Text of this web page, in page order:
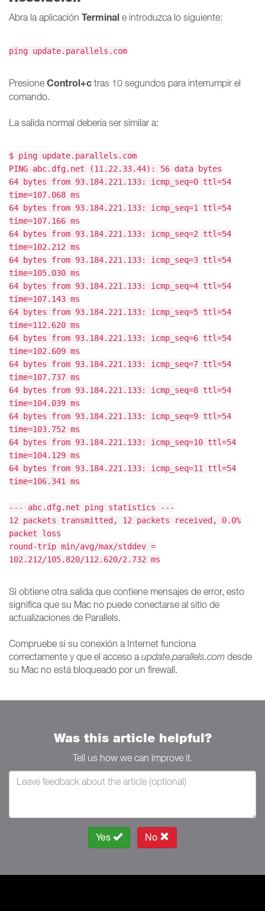
Abra la aplicación Terminal e introduzca lo siguiente:
ping update.parallels.com
Presione Control+c tras 10 segundos para interrumpir el
comando.
La salida normal debería ser similar a:
$ ping update.parallels.com
PING abc.dfg.net (11.22.33.44): 56 data bytes
64 bytes from 93.184.221.133: icmp_seq=0 ttl=54
time=107.068 ms
64 bytes from 93.184.221.133: icmp_seq=1 ttl=54
time=107.166 ms
64 bytes from 93.184.221.133: icmp_seq=2 ttl=54
time=102.212 ms
64 bytes from 93.184.221.133: icmp_seq=3 ttl=54
time=105.030 ms
64 bytes from 93.184.221.133: icmp_seq=4 ttl=54
time=107.143 ms
64 bytes from 93.184.221.133: icmp_seq=5 ttl=54
time=112.620 ms
64 bytes from 93.184.221.133: icmp_seq=6 ttl=54
time=102.609 ms
64 bytes from 93.184.221.133: icmp_seq=7 ttl=54
time=107.737 ms
64 bytes from 93.184.221.133: icmp_seq=8 ttl=54
time=104.039 ms
64 bytes from 93.184.221.133: icmp_seq=9 ttl=54
time=103.752 ms
64 bytes from 93.184.221.133: icmp_seq=10 ttl=54
time=104.129 ms
64 bytes from 93.184.221.133: icmp_seq=11 ttl=54
time=106.341 ms
--- abc.dfg.net ping statistics ---
12 packets transmitted, 12 packets received, 0.0%
packet loss
round-trip min/avg/max/stddev =
102.212/105.820/112.620/2.732 ms
Si obtiene otra salida que contiene mensajes de error, esto
significa que su Mac no puede conectarse al sitio de
actualizaciones de Parallels.
Compruebe si su conexión a Internet funciona
correctamente y que el acceso a update.parallels.com desde
su Mac no está bloqueado por un firewall.
Was this article helpful?
Tell us how we can improve it.
Yes No